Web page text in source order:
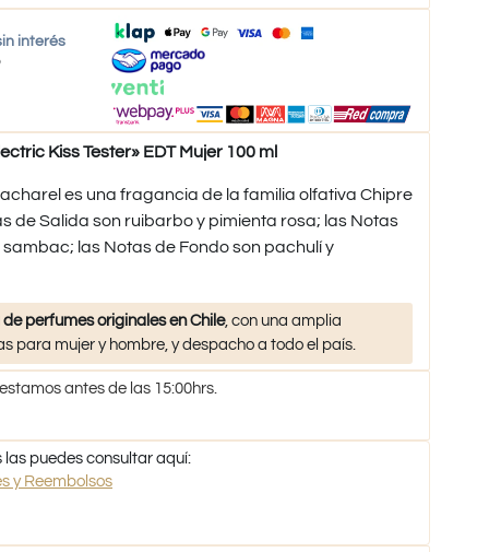
interés
Kiss Tester» EDT Mujer 100 ml
es una fragancia de la familia olfativa Chipre
de Salida son ruibarbo y pimienta rosa; las Notas
las Notas de Fondo son pachulí y
perfumes originales en Chile, con una amplia
para mujer y hombre, y despacho a todo el país.
estamos antes de las 15:00hrs.
puedes consultar aquí:
y Reembolsos